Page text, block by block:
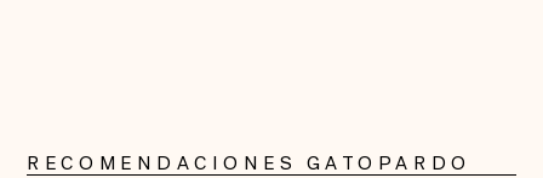
RECOMENDACIONES GATOPARDO